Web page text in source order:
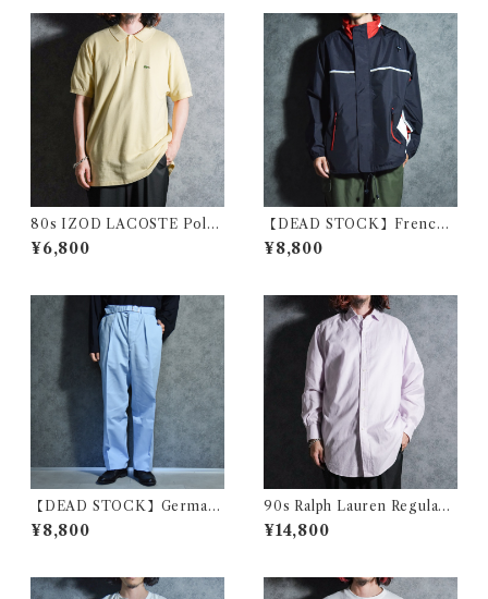
80s IZOD LACOSTE Polo
Shirts Pale Yellow Made in
USA アイゾッド ラコステ ポ
¥6,800
【DEAD STOCK】French
Military Shcool Marin Park
a フランス軍 士官学校 マリン
¥8,800
【DEAD STOCK】German
y Army T/C Trousers ドイ
ツ軍 コットンポリ ツイル トラ
¥8,800
90s Ralph Lauren Regular
Collar Pink Stripe Shirts ラ
ルフローレン レギュラーカラ
¥14,800